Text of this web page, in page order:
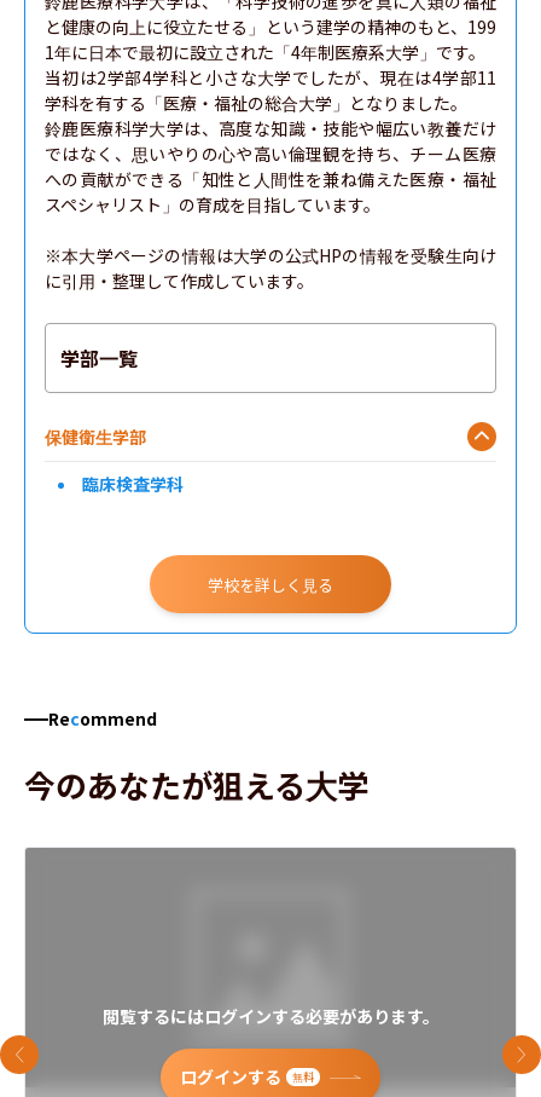
と健康の向上に役立たせる」という建学の精神のもと、199
1年に日本で最初に設立された「4年制医療系大学」です。
当初は2学部4学科と小さな大学でしたが、現在は4学部11
学科を有する「医療・福祉の総合大学」となりました。
鈴鹿医療科学大学は、高度な知識・技能や幅広い教養だけ
ではなく、思いやりの心や高い倫理観を持ち、チーム医療
への貢献ができる「知性と人間性を兼ね備えた医療・福祉
スペシャリスト」の育成を目指しています。
※本大学ページの情報は大学の公式HPの情報を受験生向け
に引用・整理して作成しています。
学部一覧
保健衛生学部
臨床検査学科
学校を詳しく見る
Recommend
今のあなたが狙える大学
閲覧するにはログインする必要があります。
ログインする 無料
前のスライド 次